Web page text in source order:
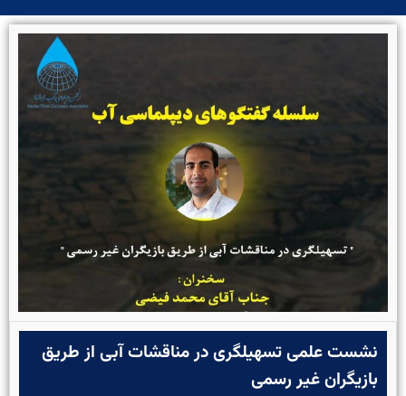
نشست علمی تسهیلگری در مناقشات آبی از طریق
بازیگران غیر رسمی